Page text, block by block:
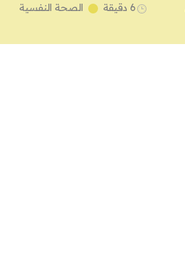
6 دقيقة الصحة النفسية